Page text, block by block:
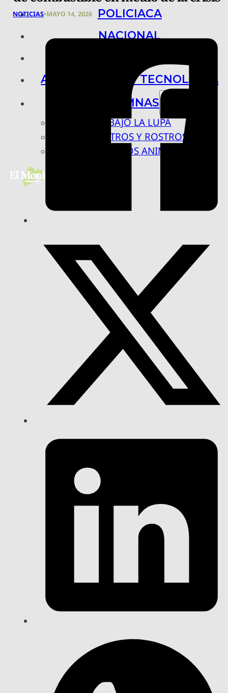
POLICIACA
NACIONAL
ARTE, CIENCIA Y TECNOLOGÍA
COLUMNAS
BAJO LA LUPA
RASTROS Y ROSTROS
VÍNCULOS ANIMALES
NOTICIAS•MAYO 14, 2026